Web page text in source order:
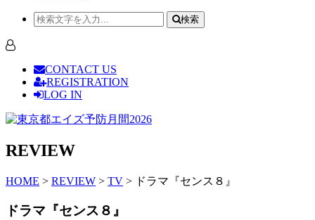
検索
CONTACT US
REGISTRATION
LOG IN
REVIEW
HOME > REVIEW > TV > ドラマ『センス８』
ドラマ『センス８』